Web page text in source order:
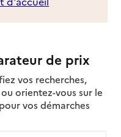
de prix
vos recherches,
orientez-vous sur le
vos démarches